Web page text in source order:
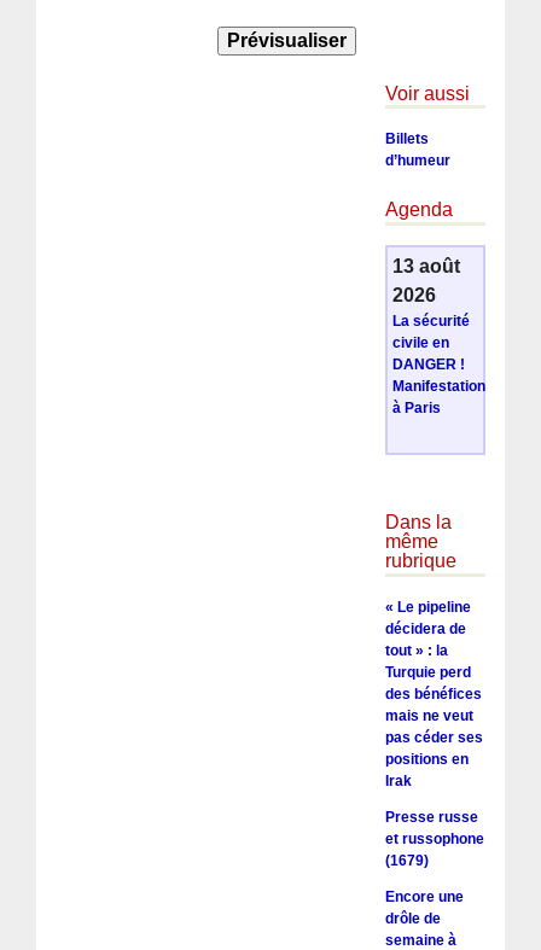
Voir aussi
Billets
d’humeur
Agenda
13 août
2026
La sécurité
civile en
DANGER !
Manifestation
à Paris
Dans la
même
rubrique
« Le pipeline
décidera de
tout » : la
Turquie perd
des bénéfices
mais ne veut
pas céder ses
positions en
Irak
Presse russe
et russophone
(1679)
Encore une
drôle de
semaine à